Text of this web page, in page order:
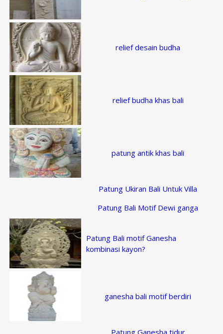
relief desain budha
relief budha khas bali
patung antik khas bali
Patung Ukiran Bali Untuk Villa
Patung Bali Motif Dewi ganga
Patung Bali motif Ganesha
kombinasi kayon?
ganesha bali motif berdiri
Patung Ganesha tidur